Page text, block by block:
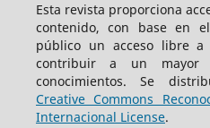
Esta revista proporciona
contenido, con base en
público un acceso libre a
contribuir a un mayor
conocimientos. Se
Creative Commons
Internacional License.